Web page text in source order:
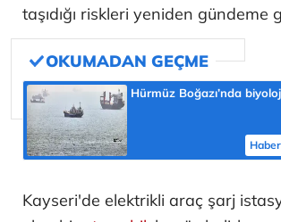
taşıdığı riskleri yeniden gündeme
Hürmüz Boğazı’nda
Kayseri'de elektrikli araç şarj